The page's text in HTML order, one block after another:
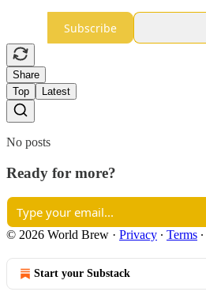
Subscribe
Share
Top
Latest
No posts
Ready for more?
© 2026 World Brew · Privacy ∙ Terms ∙
Start your Substack